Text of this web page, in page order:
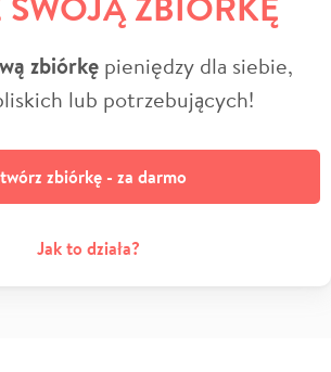
zbiórkę pieniędzy dla siebie,
lub potrzebujących!
zbiórkę - za darmo
Jak to działa?